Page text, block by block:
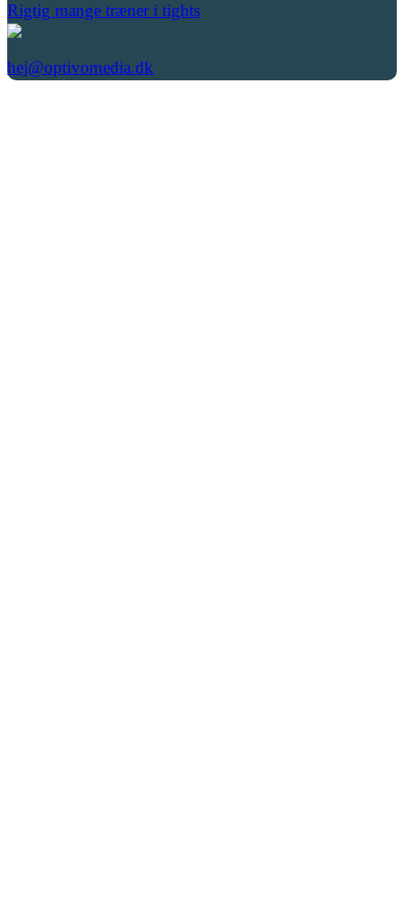
Rigtig mange træner i tights
hej@optivomedia.dk